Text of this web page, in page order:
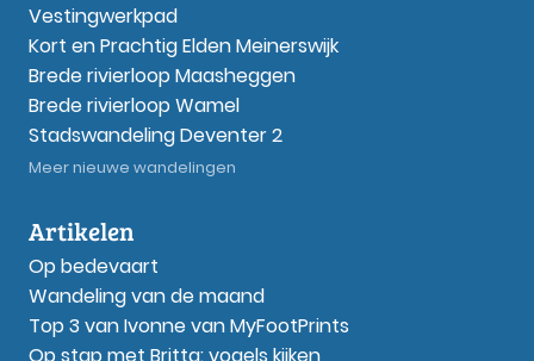
Vestingwerkpad
Kort en Prachtig Elden Meinerswijk
Brede rivierloop Maasheggen
Brede rivierloop Wamel
Stadswandeling Deventer 2
Meer nieuwe wandelingen
Artikelen
Op bedevaart
Wandeling van de maand
Top 3 van Ivonne van MyFootPrints
Op stap met Britta: vogels kijken